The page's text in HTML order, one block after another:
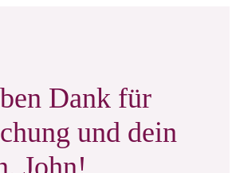
Dank für
und dein
John!